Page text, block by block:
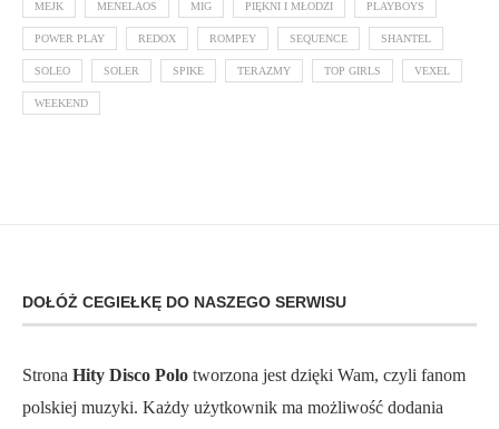
MEJK MENELAOS MIG PIĘKNI I MŁODZI PLAYBOYS
POWER PLAY REDOX ROMPEY SEQUENCE SHANTEL
SOLEO SOLER SPIKE TERAZMY TOP GIRLS VEXEL
WEEKEND
DOŁÓŻ CEGIEŁKĘ DO NASZEGO SERWISU
Strona Hity Disco Polo tworzona jest dzięki Wam, czyli fanom
polskiej muzyki. Każdy użytkownik ma możliwość dodania